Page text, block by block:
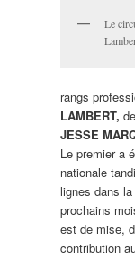
Le
rangs
LAMBERT,
JESSE
Le premier a
nationale
lignes dans
prochains
est de mise,
contribution